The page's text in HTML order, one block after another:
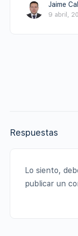
Jaime
9 abril,
Respuestas
Lo siento,
publicar un